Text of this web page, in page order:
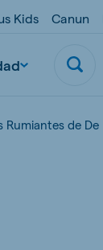
Kids Canun
Rumiantes de De